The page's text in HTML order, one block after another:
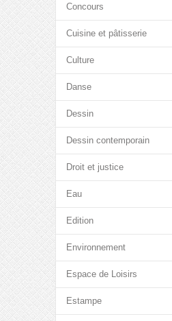
Concours
Cuisine et pâtisserie
Culture
Danse
Dessin
Dessin contemporain
Droit et justice
Eau
Edition
Environnement
Espace de Loisirs
Estampe